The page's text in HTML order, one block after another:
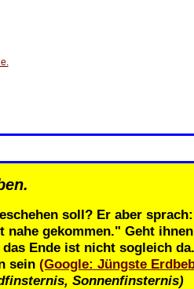
soll? Er aber
gekommen." Geht
Ende ist nicht sogleich
sein (Google: Jüngste
Sonnenfinsternis)